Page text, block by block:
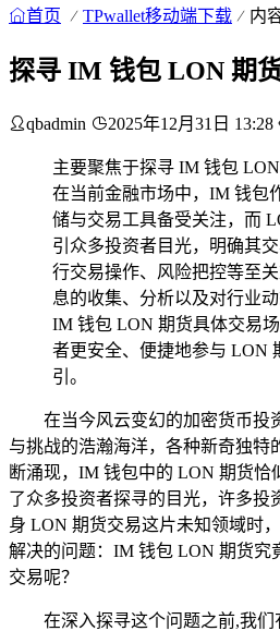
首页 TPwallet移动端下载 内
探寻 IM 钱包 LON 期
qbadmin 2025年12月31日 13:28
主要聚焦于探寻 IM 钱包
在当前金融市场中，IM 钱包
储与交易工具备受关注，而
引众多投资者目光，明确其
行交易操作、风险把控等至
息的收集、分析以及对行业
IM 钱包 LON 期货具体交易
者更安全、便捷地参与 LON
引。
在当今风云变幻的加密货币投
与挑战的浩瀚海洋，各种新奇独特
断涌现，IM 钱包中的 LON 期货恰
了众多投资者探寻的目光，许多投
身 LON 期货交易这片未知领域时
解决的问题：IM 钱包 LON 期货究
交易呢？
在深入探寻这个问题之前,我